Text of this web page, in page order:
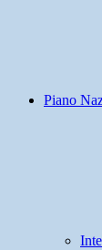
Piano